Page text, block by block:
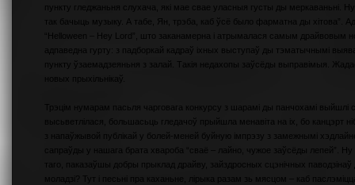
пункту гледжаньня слухача, які мае свае уласныя густы ды меркаваньні.
так бачыць музыку. А табе, Ян, трэба, каб ўсё было фарматна ды хітова”.
“Helloween – Hey Lord”, што заканамерна і атрымалася самым
адпаведна гурту: з падборкай кадраў іхных выступаў ды тэматычнымі
пункту ўзаемадзеяньня з залай. Такія недахопы заўсёды выправімыя.
новых прыхільнікаў.
Трэцім нумарам пасьля чарговага конкурсу з шарамі ды панчохамі выйшлі
высьветлілася, большасьць гледачоў прыйшла менавіта на іх, бо канцэрт
з напаўжывой публікай у болей-меней буйную імпрэзу з замежнымі
сапраўды у нашага брата хвароба “сваё – лайно, чужое заўсёды лепей”.
таго, паказаўшы добры прыклад драйву, зайздросных сцэнічных
моладзі? Тут і песьні пра каханьне, лірыка разам зь мясцом – каб